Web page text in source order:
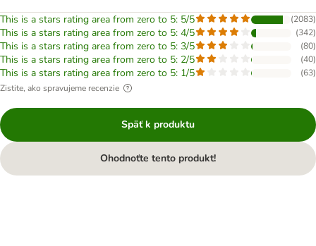
This is a stars rating area from zero to 5: 5/5 (2083)
This is a stars rating area from zero to 5: 4/5 (342)
This is a stars rating area from zero to 5: 3/5 (80)
This is a stars rating area from zero to 5: 2/5 (40)
This is a stars rating area from zero to 5: 1/5 (63)
Zistite, ako spravujeme recenzie
Späť k produktu
Ohodnoťte tento produkt!